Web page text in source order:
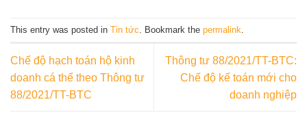
This entry was posted in Tin tức . Bookmark the permalink
Chế độ hạch toán hộ kinh
doanh cá thể theo Thông tư
88/2021/TT-BTC
Thông tư 88/2021/TT-BTC:
Chế độ kế toán mới cho
doanh nghiệp